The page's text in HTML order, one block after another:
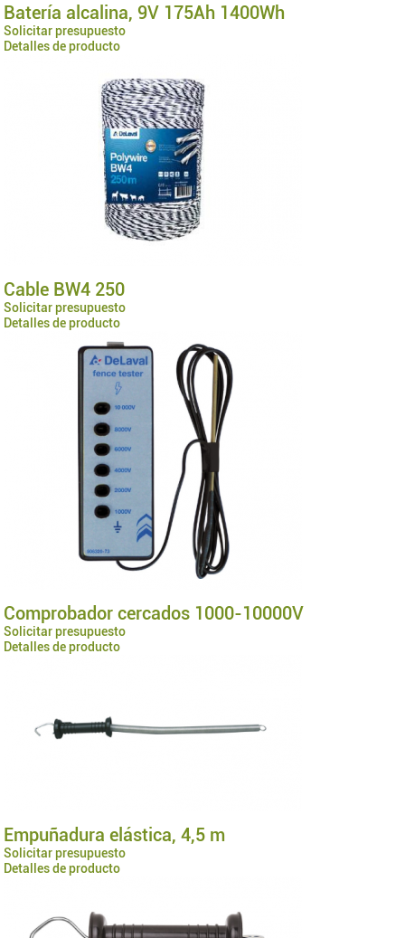
Batería alcalina, 9V 175Ah 1400Wh
Solicitar presupuesto
Detalles de producto
Cable BW4 250
Solicitar presupuesto
Detalles de producto
Comprobador cercados 1000-10000V
Solicitar presupuesto
Detalles de producto
Empuñadura elástica, 4,5 m
Solicitar presupuesto
Detalles de producto